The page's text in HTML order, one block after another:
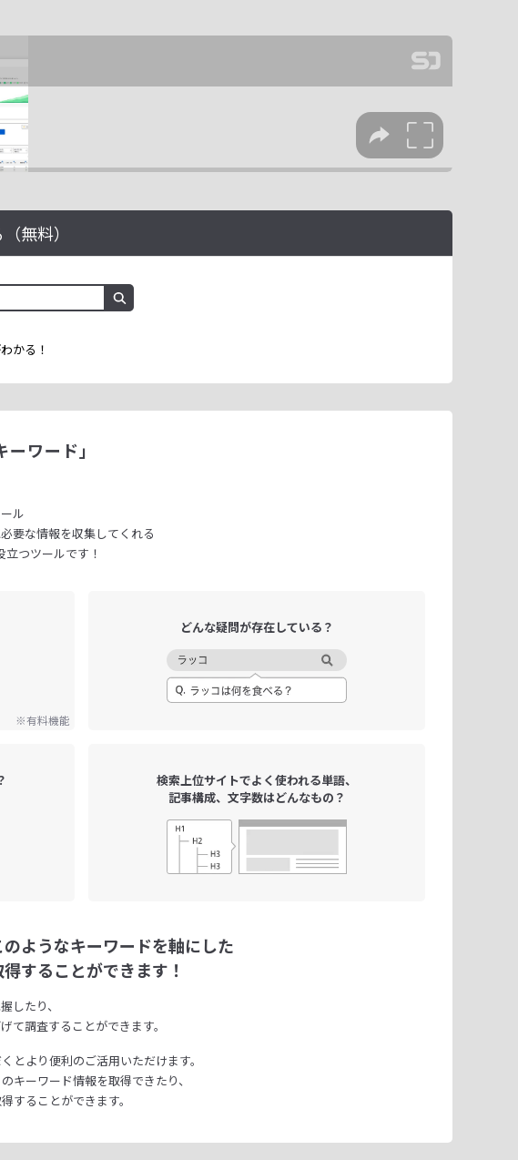
無料）
わかる！
ーワード」
ル
必要な情報を収集してくれる
つツールです！
※有料機能
どんな疑問が存在している？
検索上位サイトでよく使われる単語、
記事構成、文字数はどんなもの？
ようなキーワードを軸にした
することができます！
したり、
て調査することができます。
とより便利のご活用いただけます。
キーワード情報を取得できたり、
することができます。